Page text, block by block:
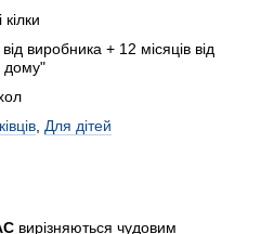
від виробника + 12 місяців від
дому"
Для дітей
вирізняються чудовим